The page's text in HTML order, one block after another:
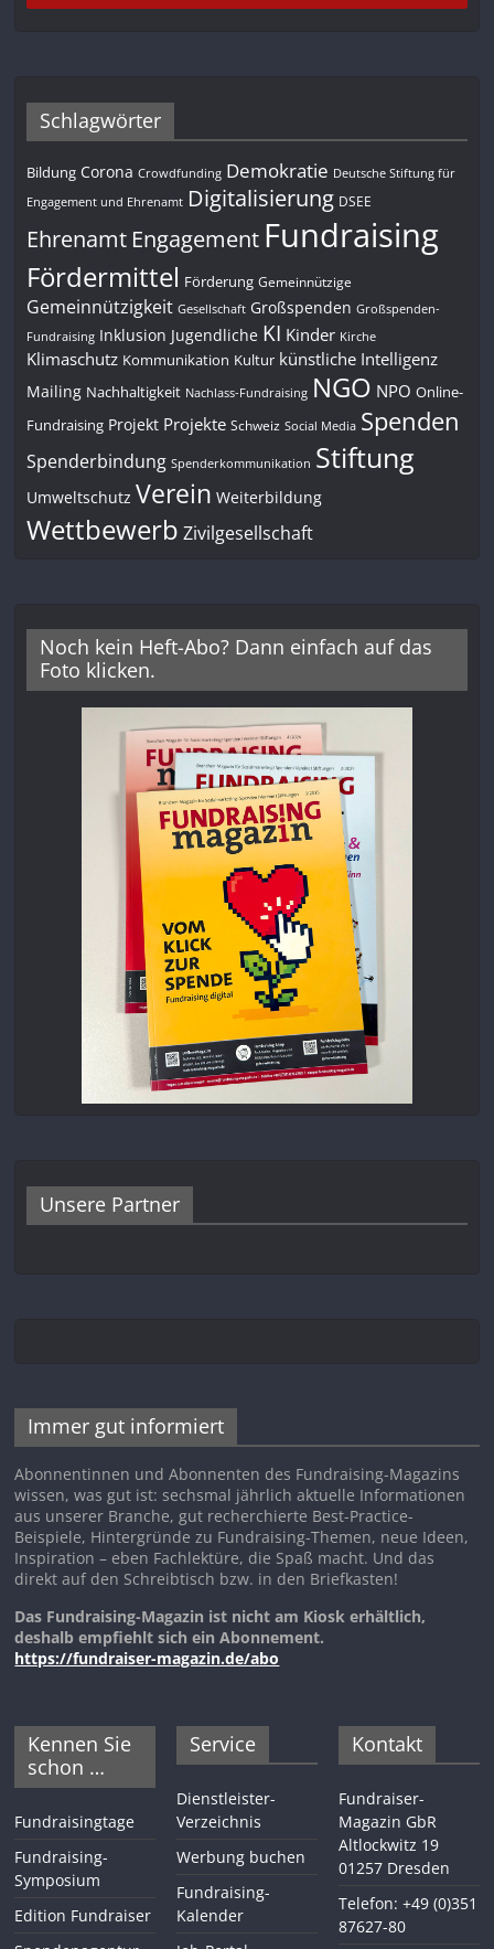
Schlagwörter
Bildung Corona Crowdfunding Demokratie Deutsche Stiftung für
Engagement und Ehrenamt Digitalisierung DSEE
Ehrenamt Engagement Fundraising
Fördermittel Förderung Gemeinnützige
Gemeinnützigkeit Gesellschaft Großspenden Großspenden-
Fundraising Inklusion Jugendliche KI Kinder Kirche
Klimaschutz Kommunikation Kultur künstliche Intelligenz
Mailing Nachhaltigkeit Nachlass-Fundraising NGO NPO Online-
Fundraising Projekt Projekte Schweiz Social Media Spenden
Spenderbindung Spenderkommunikation Stiftung
Umweltschutz Verein Weiterbildung
Wettbewerb Zivilgesellschaft
Noch kein Heft-Abo? Dann einfach auf das
Foto klicken.
Unsere Partner
Immer gut informiert
Abonnentinnen und Abonnenten des Fundraising-Magazins
wissen, was gut ist: sechsmal jährlich aktuelle Informationen
aus unserer Branche, gut recherchierte Best-Practice-
Beispiele, Hintergründe zu Fundraising-Themen, neue Ideen,
Inspiration – eben Fachlektüre, die Spaß macht. Und das
direkt auf den Schreibtisch bzw. in den Briefkasten!
Das Fundraising-Magazin ist nicht am Kiosk erhältlich,
deshalb empfiehlt sich ein Abonnement.
https://fundraiser-magazin.de/abo
Kennen Sie
schon …
Fundraisingtage
Fundraising-
Symposium
Edition Fundraiser
Service
Dienstleister-
Verzeichnis
Werbung buchen
Fundraising-
Kalender
Kontakt
Fundraiser-
Magazin GbR
Altlockwitz 19
01257 Dresden
Telefon: +49 (0)351
87627-80